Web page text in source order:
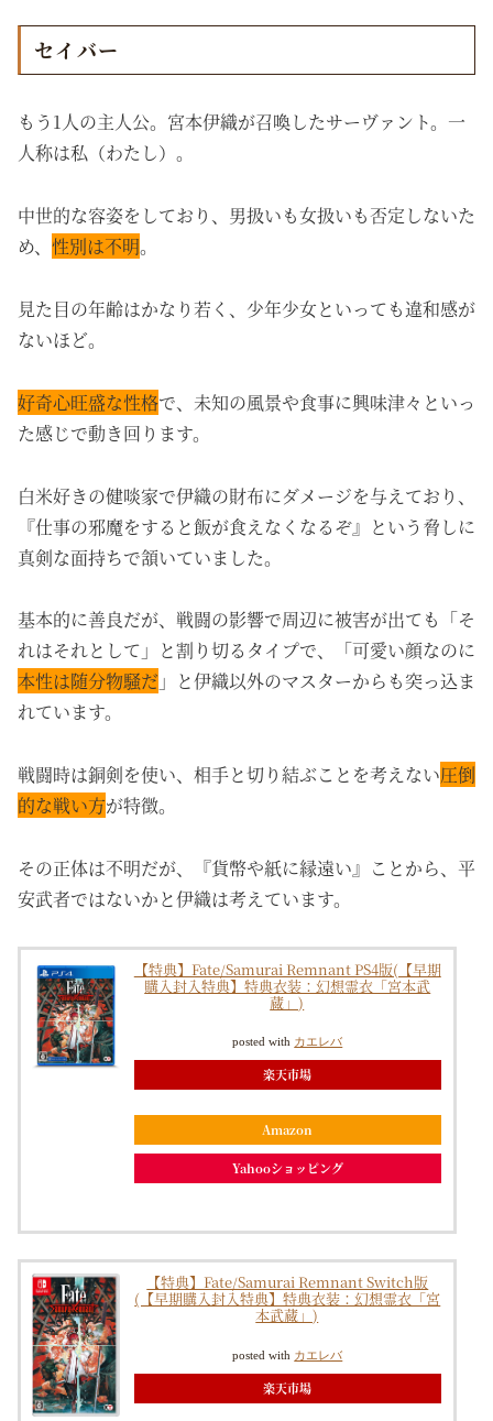
セイバー
もう1人の主人公。宮本伊織が召喚したサーヴァント。一
人称は私（わたし）。
中世的な容姿をしており、男扱いも女扱いも否定しないた
め、 性別は不明。
見た目の年齢はかなり若く、少年少女といっても違和感が
ないほど。
好奇心旺盛な性格で、未知の風景や食事に興味津々といっ
た感じで動き回ります。
白米好きの健啖家で伊織の財布にダメージを与えており、
『仕事の邪魔をすると飯が食えなくなるぞ』という脅しに
真剣な面持ちで頷いていました。
基本的に善良だが、戦闘の影響で周辺に被害が出ても「そ
れはそれとして」と割り切るタイプで、「可愛い顔なのに
本性は随分物騒だ 」と伊織以外のマスターからも突っ込ま
れています。
戦闘時は銅剣を使い、相手と切り結ぶことを考えない圧倒
的な戦い方が特徴。
その正体は不明だが、『貨幣や紙に縁遠い』ことから、平
安武者ではないかと伊織は考えています。
【特典】Fate/Samurai Remnant PS4版(【早期
購入封入特典】特典衣装：幻想霊衣「宮本武
蔵」)
posted with カエレバ
楽天市場
Amazon
Yahooショッピング
【特典】Fate/Samurai Remnant Switch版
(【早期購入封入特典】特典衣装：幻想霊衣「宮
本武蔵」)
posted with カエレバ
楽天市場